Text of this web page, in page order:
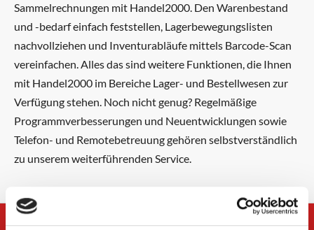
Sammelrechnungen mit Handel2000. Den Warenbestand
und -bedarf einfach feststellen, Lagerbewegungslisten
nachvollziehen und Inventurabläufe mittels Barcode-Scan
vereinfachen. Alles das sind weitere Funktionen, die Ihnen
mit Handel2000 im Bereiche Lager- und Bestellwesen zur
Verfügung stehen. Noch nicht genug? Regelmäßige
Programmverbesserungen und Neuentwicklungen sowie
Telefon- und Remotebetreuung gehören selbstverständlich
zu unserem weiterführenden Service.